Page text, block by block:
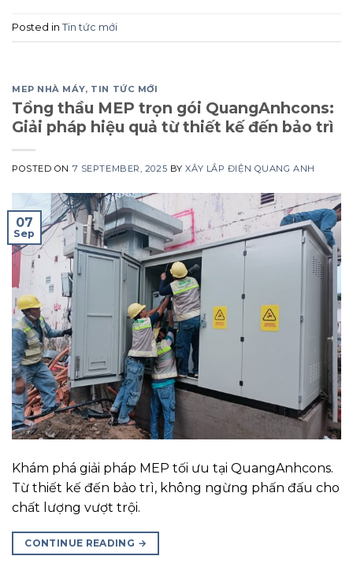
Posted in Tin tức mới
MEP NHÀ MÁY, TIN TỨC MỚI
Tổng thầu MEP trọn gói QuangAnhcons:
Giải pháp hiệu quả từ thiết kế đến bảo trì
POSTED ON 7 SEPTEMBER, 2025 BYXÂY LẮP ĐIỆN QUANG ANH
07
Sep
Khám phá giải pháp MEP tối ưu tại QuangAnhcons.
Từ thiết kế đến bảo trì, không ngừng phấn đấu cho
chất lượng vượt trội.
CONTINUE READING →